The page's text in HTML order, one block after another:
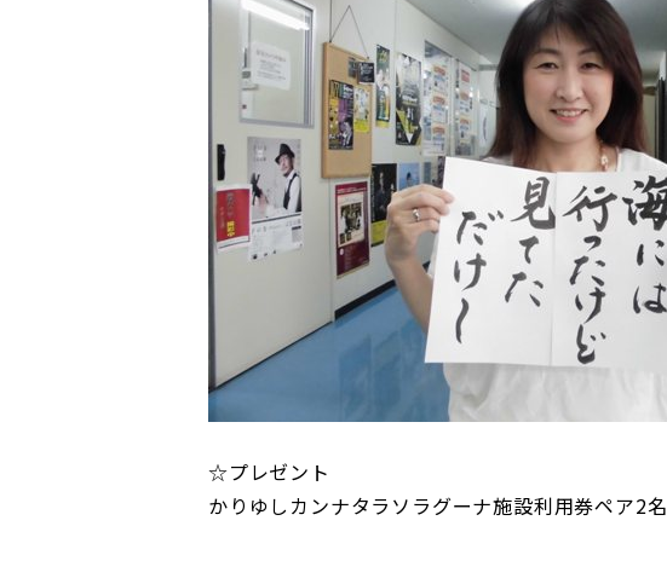
☆プレゼント
かりゆしカンナタラソラグーナ施設利用券ペア2名